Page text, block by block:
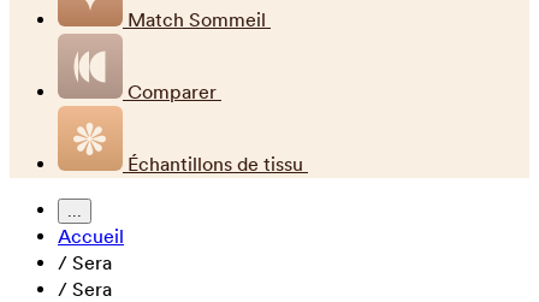
Match Sommeil
Comparer
Échantillons de tissu
...
Accueil
/ Sera
/ Sera